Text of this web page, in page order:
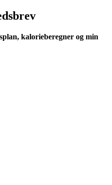
kalorieberegner og min